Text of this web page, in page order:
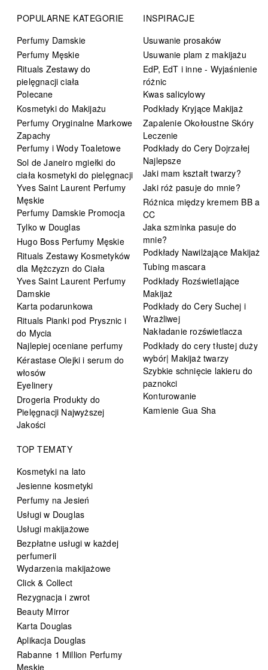
POPULARNE KATEGORIE
Perfumy Damskie
Perfumy Męskie
Rituals Zestawy do
pielęgnacji ciała
Polecane
Kosmetyki do Makijażu
Perfumy Oryginalne Markowe
Zapachy
Perfumy i Wody Toaletowe
Sol de Janeiro mgiełki do
ciała kosmetyki do pielęgnacji
Yves Saint Laurent Perfumy
Męskie
Perfumy Damskie Promocja
Tylko w Douglas
Hugo Boss Perfumy Męskie
Rituals Zestawy Kosmetyków
dla Mężczyzn do Ciała
Yves Saint Laurent Perfumy
Damskie
Karta podarunkowa
Rituals Pianki pod Prysznic i
do Mycia
Najlepiej oceniane perfumy
Kérastase Olejki i serum do
włosów
Eyelinery
Drogeria Produkty do
Pielęgnacji Najwyższej
Jakości
INSPIRACJE
Usuwanie prosaków
Usuwanie plam z makijażu
EdP, EdT i inne - Wyjaśnienie
różnic
Kwas salicylowy
Podkłady Kryjące Makijaż
Zapalenie Okołoustne Skóry
Leczenie
Podkłady do Cery Dojrzałej
Najlepsze
Jaki mam kształt twarzy?
Jaki róż pasuje do mnie?
Różnica między kremem BB a
CC
Jaka szminka pasuje do
mnie?
Podkłady Nawilżające Makijaż
Tubing mascara
Podkłady Rozświetlające
Makijaż
Podkłady do Cery Suchej i
Wrażliwej
Nakładanie rozświetlacza
Podkłady do cery tłustej duży
wybór| Makijaż twarzy
Szybkie schnięcie lakieru do
paznokci
Konturowanie
Kamienie Gua Sha
TOP TEMATY
Kosmetyki na lato
Jesienne kosmetyki
Perfumy na Jesień
Usługi w Douglas
Usługi makijażowe
Bezpłatne usługi w każdej
perfumerii
Wydarzenia makijażowe
Click & Collect
Rezygnacja i zwrot
Beauty Mirror
Karta Douglas
Aplikacja Douglas
Rabanne 1 Million Perfumy
Męskie